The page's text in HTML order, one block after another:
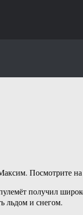
Посмотрите
получил
льдом и снегом.